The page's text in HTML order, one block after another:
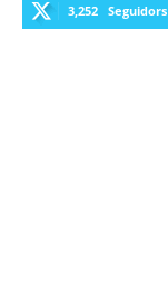
3,252 Seguidors